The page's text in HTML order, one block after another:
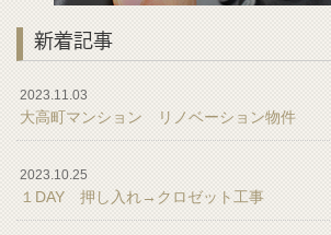
新着記事
2023.11.03
大高町マンション リノベーション物件
2023.10.25
１DAY 押し入れ→クロゼット工事